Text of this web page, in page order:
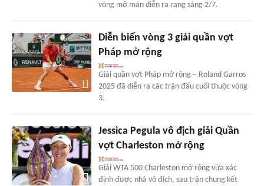
vòng mở màn diễn ra rạng sáng 2/7.
Diễn biến vòng 3 giải quần vợt
Pháp mở rộng
Giải quần vợt Pháp mở rộng – Roland Garros
2025 đã diễn ra các trận đấu cuối thuộc vòng
3.
Jessica Pegula vô địch giải Quần
vợt Charleston mở rộng
Giải WTA 500 Charleston mở rộng vừa xác
định được nhà vô địch, sau trận chung kết